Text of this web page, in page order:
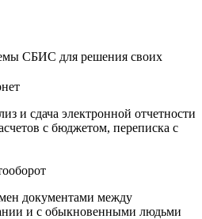
СБИС для решения своих
и сдача электронной отчетности
с бюджетом, переписка с
документами между
и c обыкновенными людьми